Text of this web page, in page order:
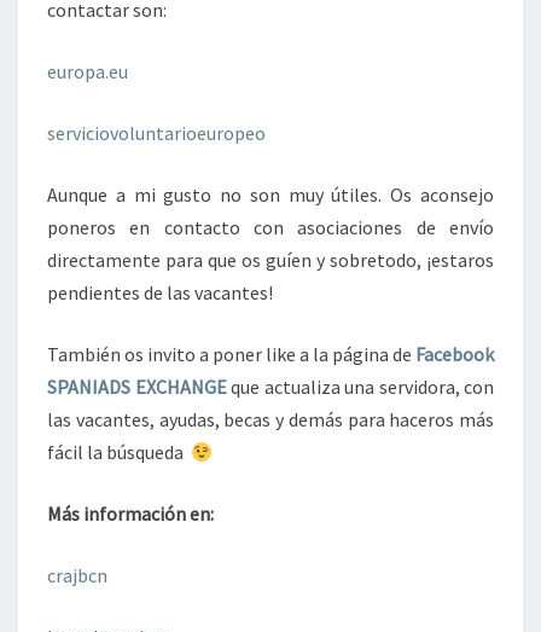
contactar son:
europa.eu
serviciovoluntarioeuropeo
Aunque a mi gusto no son muy útiles. Os aconsejo
poneros en contacto con asociaciones de envío
directamente para que os guíen y sobretodo, ¡estaros
pendientes de las vacantes!
También os invito a poner like a la página de Facebook
SPANIADS EXCHANGEque actualiza una servidora, con
las vacantes, ayudas, becas y demás para haceros más
fácil la búsqueda
Más información en:
crajbcn